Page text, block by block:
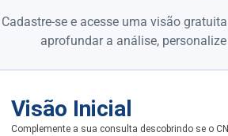
Cadastre-se e acesse uma visão
aprofundar a análise,
Visão Inicial
Complemente a sua consulta descobrindo se o